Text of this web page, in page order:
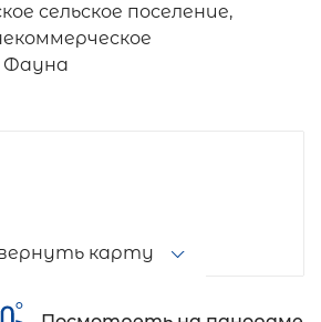
сельское поселение,
карту